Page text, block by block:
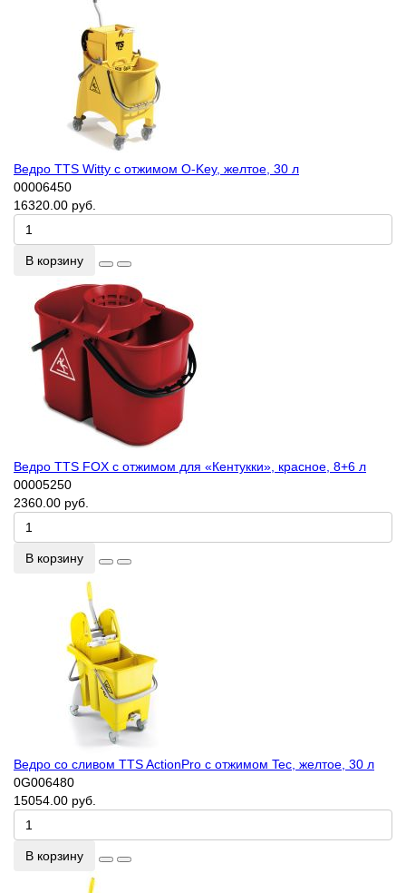
Ведро TTS Witty с отжимом O-Key, желтое, 30 л
00006450
16320.00 руб.
В корзину
Ведро TTS FOX с отжимом для «Кентукки», красное, 8+6 л
00005250
2360.00 руб.
В корзину
Ведро со сливом TTS ActionPro с отжимом Tec, желтое, 30 л
0G006480
15054.00 руб.
В корзину